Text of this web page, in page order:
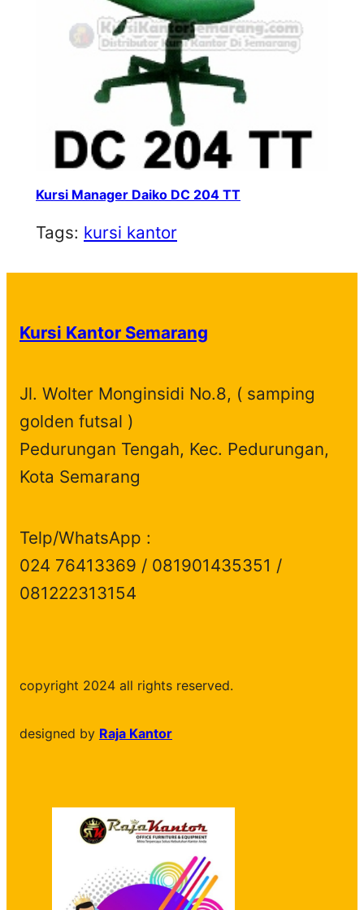
Kursi Manager Daiko DC 204 TT
Tags: kursi kantor
Kursi Kantor Semarang
Jl. Wolter Monginsidi No.8, ( samping
golden futsal )
Pedurungan Tengah, Kec. Pedurungan,
Kota Semarang
Telp/WhatsApp :
024 76413369 / 081901435351 /
081222313154
copyright 2024 all rights reserved.
designed by Raja Kantor